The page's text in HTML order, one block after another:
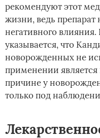
рекомендуют этот
жизни, ведь
негативного
указывается, что
новорожденных не
применении является
причине у
только под